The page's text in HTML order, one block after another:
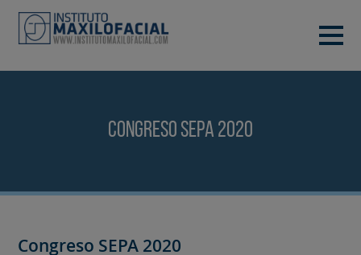
Congreso SEPA 2020
Congreso SEPA 2020